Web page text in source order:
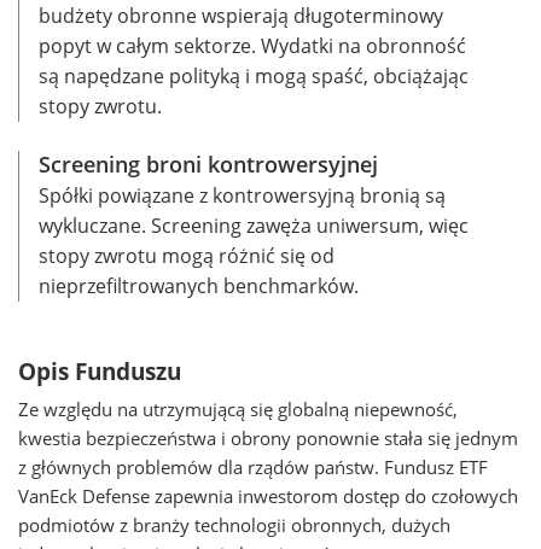
budżety obronne wspierają długoterminowy
popyt w całym sektorze. Wydatki na obronność
są napędzane polityką i mogą spaść, obciążając
stopy zwrotu.
Screening broni kontrowersyjnej
Spółki powiązane z kontrowersyjną bronią są
wykluczane. Screening zawęża uniwersum, więc
stopy zwrotu mogą różnić się od
nieprzefiltrowanych benchmarków.
Opis Funduszu
Ze względu na utrzymującą się globalną niepewność,
kwestia bezpieczeństwa i obrony ponownie stała się jednym
z głównych problemów dla rządów państw. Fundusz ETF
VanEck Defense zapewnia inwestorom dostęp do czołowych
podmiotów z branży technologii obronnych, dużych